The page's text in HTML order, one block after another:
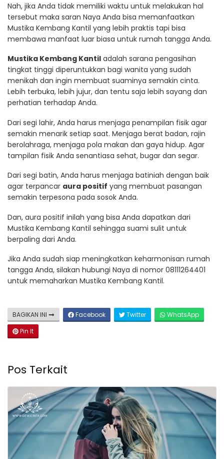
Nah, jika Anda tidak memiliki waktu untuk melakukan hal
tersebut maka saran Naya Anda bisa memanfaatkan
Mustika Kembang Kantil yang lebih praktis tapi bisa
membawa manfaat luar biasa untuk rumah tangga Anda.
Mustika Kembang Kantil adalah sarana pengasihan
tingkat tinggi diperuntukkan bagi wanita yang sudah
menikah dan ingin membuat suaminya semakin cinta.
Lebih terbuka, lebih jujur, dan tentu saja lebih sayang dan
perhatian terhadap Anda.
Dari segi lahir, Anda harus menjaga penampilan fisik agar
semakin menarik setiap saat. Menjaga berat badan, rajin
berolahraga, menjaga pola makan dan gaya hidup. Agar
tampilan fisik Anda senantiasa sehat, bugar dan segar.
Dari segi batin, Anda harus menjaga batiniah dengan baik
agar terpancar aura positif yang membuat pasangan
semakin terpesona pada sosok Anda.
Dan, aura positif inilah yang bisa Anda dapatkan dari
Mustika Kembang Kantil sehingga suami sulit untuk
berpaling dari Anda.
Jika Anda sudah siap meningkatkan keharmonisan rumah
tangga Anda, silakan hubungi Naya di nomor 08111264401
untuk memaharkan Mustika Kembang Kantil.
BAGIKAN INI Facebook Twitter
WhatsApp
Pin It
Pos Terkait